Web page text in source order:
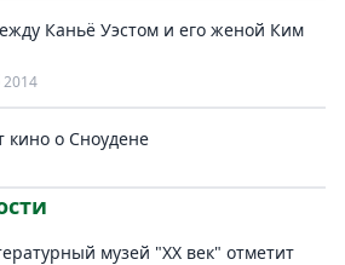
Каньё Уэстом и его женой Ким
кино о Сноудене
музей "ХХ век" отметит